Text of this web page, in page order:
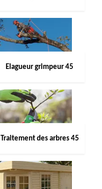
Elagueur grimpeur 45
Traitement des arbres 45